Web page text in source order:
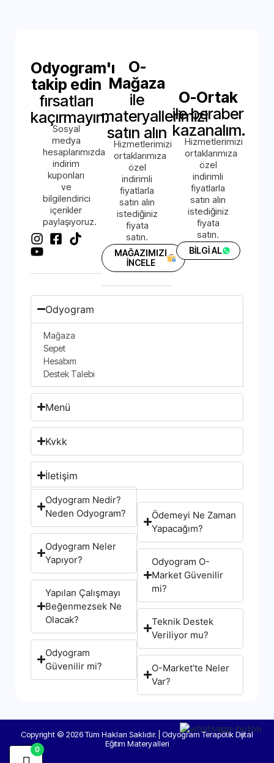
Odyogram'ı
takip edin
fırsatları
kaçırmayın.
Sosyal
medya
hesaplarımızda
indirim
kuponları
ve
bilgilendirici
içerikler
paylaşıyoruz.
O-
Mağaza
ile
materyallerimizi
satın alın
Hizmetlerimizi
ortaklarımıza
özel
indirimli
fiyatlarla
satın alın
istediğiniz
fiyata
satın.
MAĞAZIMIZI
İNCELE
O-Ortak
ile beraber
kazanalım.
Hizmetlerimizi
ortaklarımıza
özel
indirimli
fiyatlarla
satın alın
istediğiniz
fiyata
satın.
BİLGİ AL
Odyogram
Mağaza
Sepet
Hesabım
Destek Talebi
Menü
Kvkk
İletişim
Odyogram Nedir?
Neden Odyogram?
Odyogram Neler
Yapıyor?
Yapılan Çalışmayı
Beğenmezsek Ne
Olacak?
Odyogram
Güvenilir mi?
Ödemeyi Ne Zaman
Yapacağım?
Odyogram O-
Market Güvenilir
mi?
Teknik Destek
Veriliyor mu?
O-Market'te Neler
Var?
Copyright © 2026 Tüm Hakları Saklıdır. | Odyogram Terapötik Dijital
Eğitim Materyalleri
0